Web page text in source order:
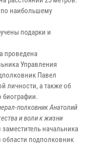
по наибольшему
подарки и
проведена
Управления
Павел
личности, а также об
биографии.
полковник Анатолий
и воли к жизни
начальника
области подполковник